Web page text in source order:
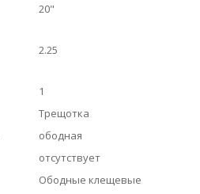
20"
2.25
1
Трещотка
ободная
отсутствует
Ободные клещевые